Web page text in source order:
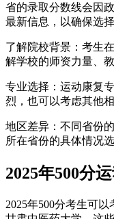
省的录取分数线会因
最新信息，以确保选
了解院校背景‌：考生
解学校的师资力量、
专业选择‌：运动康复
烈，也可以考虑其他
地区差异‌：不同省份
所在省份的具体情况
2025年500分
2025年500分考生可